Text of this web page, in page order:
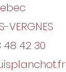
VERGNES
48 42 30